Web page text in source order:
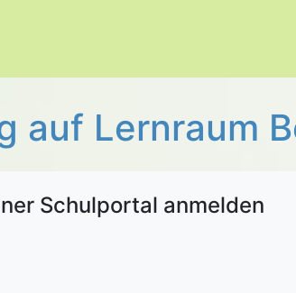
auf Lernraum
Schulportal anmelden